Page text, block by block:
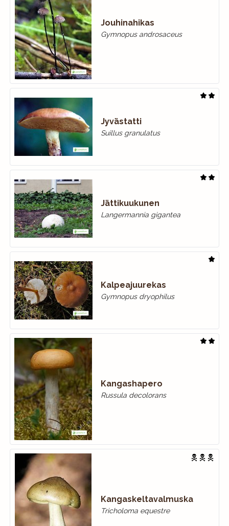
Jouhinahikas
Gymnopus androsaceus
Jyvästatti
Suillus granulatus
Jättikuukunen
Langermannia gigantea
Kalpeajuurekas
Gymnopus dryophilus
Kangashapero
Russula decolorans
Kangaskeltavalmuska
Tricholoma equestre